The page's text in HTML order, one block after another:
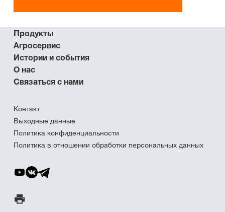
Продукты
Агросервис
Истории и события
О нас
Связаться с нами
Контакт
Выходные данные
Политика конфиденциальности
Политика в отношении обработки персональных данных
Печать страницы